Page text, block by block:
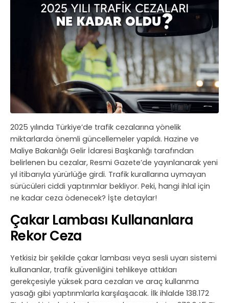
2025 yılında Türkiye’de trafik cezalarına yönelik
miktarlarda önemli güncellemeler yapıldı. Hazine ve
Maliye Bakanlığı Gelir İdaresi Başkanlığı tarafından
belirlenen bu cezalar, Resmi Gazete’de yayınlanarak yeni
yıl itibarıyla yürürlüğe girdi. Trafik kurallarına uymayan
sürücüleri ciddi yaptırımlar bekliyor. Peki, hangi ihlal için
ne kadar ceza ödenecek? İşte detaylar!
Çakar Lambası Kullananlara
Rekor Ceza
Yetkisiz bir şekilde çakar lambası veya sesli uyarı sistemi
kullananlar, trafik güvenliğini tehlikeye attıkları
gerekçesiyle yüksek para cezaları ve araç kullanma
yasağı gibi yaptırımlarla karşılaşacak. İlk ihlalde 138.172